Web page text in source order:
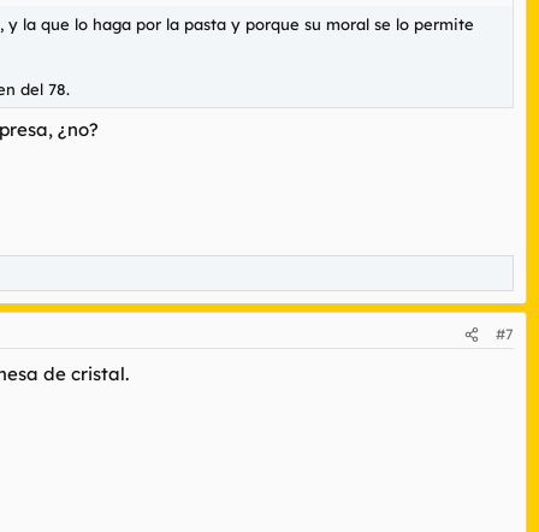
la que lo haga por la pasta y porque su moral se lo permite
del 78.
¿no?
#7
de cristal.